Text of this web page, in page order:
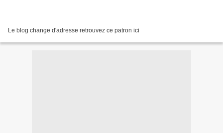
Le blog change d'adresse retrouvez ce patron ici